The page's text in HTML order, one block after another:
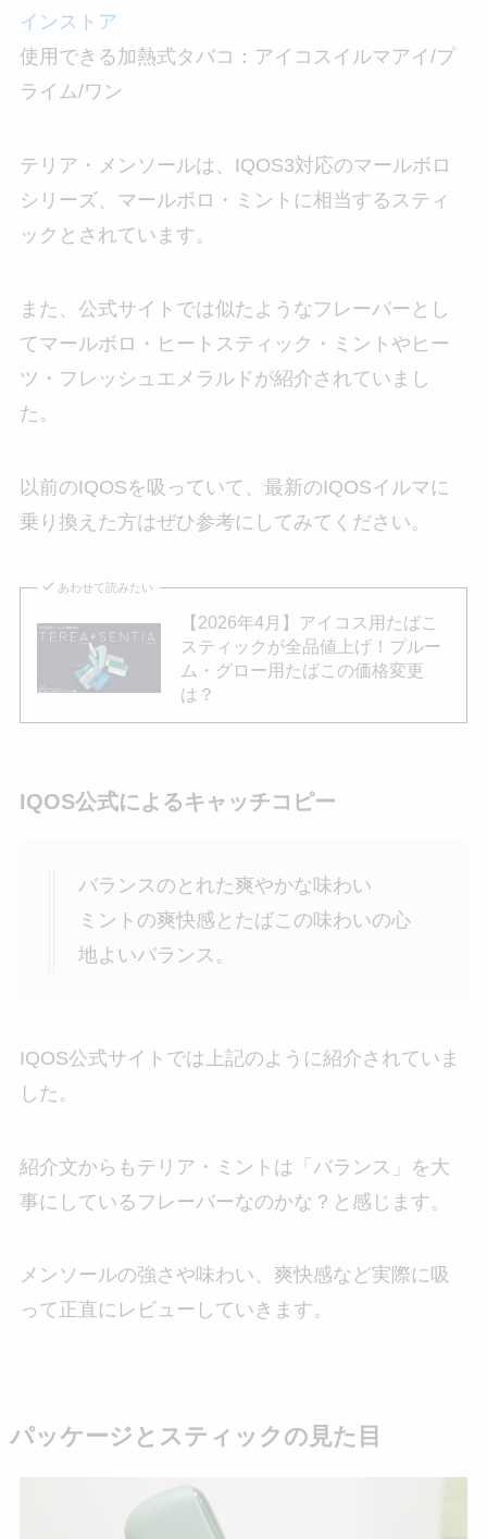
インストア
使用できる加熱式タバコ：アイコスイルマアイ/プ
ライム/ワン
テリア・メンソールは、IQOS3対応のマールボロ
シリーズ、マールボロ・ミントに相当するスティ
ックとされています。
また、公式サイトでは似たようなフレーバーとし
てマールボロ・ヒートスティック・ミントやヒー
ツ・フレッシュエメラルドが紹介されていまし
た。
以前のIQOSを吸っていて、最新のIQOSイルマに
乗り換えた方はぜひ参考にしてみてください。
あわせて読みたい
【2026年4月】アイコス用たばこ
スティックが全品値上げ！プルー
ム・グロー用たばこの価格変更
は？
IQOS公式によるキャッチコピー
バランスのとれた爽やかな味わい
ミントの爽快感とたばこの味わいの心
地よいバランス。
IQOS公式サイトでは上記のように紹介されていま
した。
紹介文からもテリア・ミントは「バランス」を大
事にしているフレーバーなのかな？と感じます。
メンソールの強さや味わい、爽快感など実際に吸
って正直にレビューしていきます。
パッケージとスティックの見た目